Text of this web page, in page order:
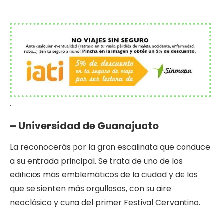
.
– Universidad de Guanajuato
La reconocerás por la gran escalinata que conduce
a su entrada principal. Se trata de uno de los
edificios más emblemáticos de la ciudad y de los
que se sienten más orgullosos, con su aire
neoclásico y cuna del primer Festival Cervantino.